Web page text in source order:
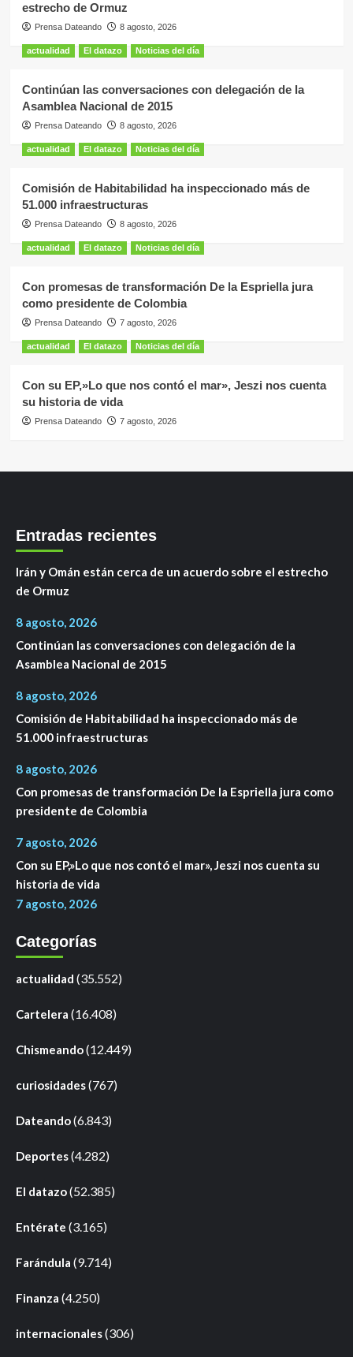
estrecho de Ormuz
Prensa Dateando 8 agosto, 2026
actualidad El datazo Noticias del día
Continúan las conversaciones con delegación de la
Asamblea Nacional de 2015
Prensa Dateando 8 agosto, 2026
actualidad El datazo Noticias del día
Comisión de Habitabilidad ha inspeccionado más de
51.000 infraestructuras
Prensa Dateando 8 agosto, 2026
actualidad El datazo Noticias del día
Con promesas de transformación De la Espriella jura
como presidente de Colombia
Prensa Dateando 7 agosto, 2026
actualidad El datazo Noticias del día
Con su EP,»Lo que nos contó el mar», Jeszi nos cuenta
su historia de vida
Prensa Dateando 7 agosto, 2026
Entradas recientes
Irán y Omán están cerca de un acuerdo sobre el estrecho
de Ormuz
8 agosto, 2026
Continúan las conversaciones con delegación de la
Asamblea Nacional de 2015
8 agosto, 2026
Comisión de Habitabilidad ha inspeccionado más de
51.000 infraestructuras
8 agosto, 2026
Con promesas de transformación De la Espriella jura como
presidente de Colombia
7 agosto, 2026
Con su EP,»Lo que nos contó el mar», Jeszi nos cuenta su
historia de vida
7 agosto, 2026
Categorías
actualidad (35.552)
Cartelera (16.408)
Chismeando(12.449)
curiosidades(767)
Dateando(6.843)
Deportes(4.282)
El datazo(52.385)
Entérate (3.165)
Farándula (9.714)
Finanza (4.250)
internacionales(306)